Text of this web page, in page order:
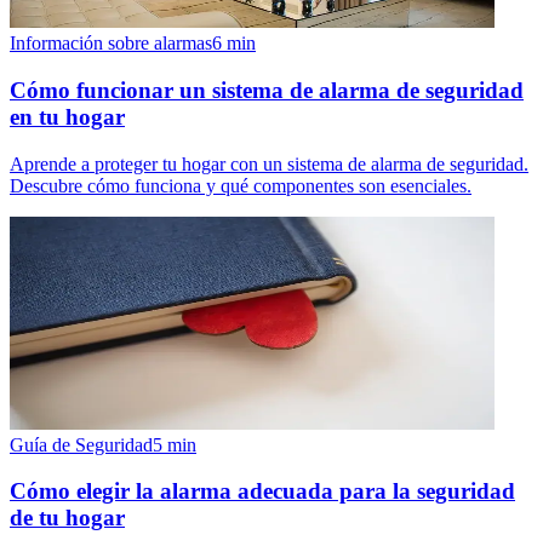
Información sobre alarmas6 min
Cómo funcionar un sistema de alarma de seguridad
en tu hogar
Aprende a proteger tu hogar con un sistema de alarma de seguridad.
Descubre cómo funciona y qué componentes son esenciales.
Guía de Seguridad5 min
Cómo elegir la alarma adecuada para la seguridad
de tu hogar